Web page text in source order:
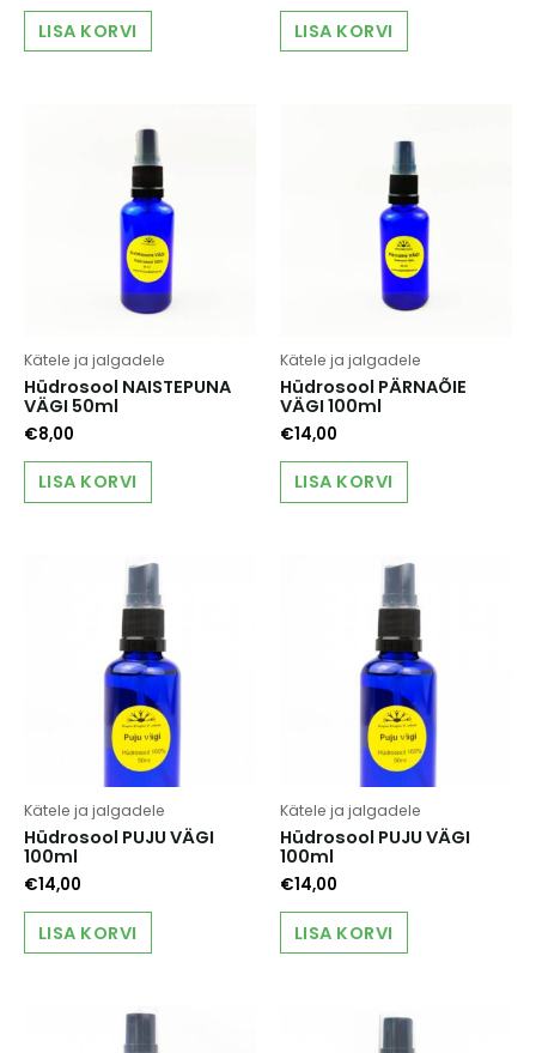
LISA KORVI LISA KORVI
Kätele ja jalgadele
Hüdrosool NAISTEPUNA
VÄGI 50ml
€8,00
LISA KORVI
Kätele ja jalgadele
Hüdrosool PÄRNAÕIE
VÄGI 100ml
€14,00
LISA KORVI
Kätele ja jalgadele
Hüdrosool PUJU VÄGI
100ml
€14,00
LISA KORVI
Kätele ja jalgadele
Hüdrosool PUJU VÄGI
100ml
€14,00
LISA KORVI